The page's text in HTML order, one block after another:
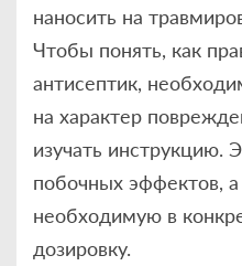
наносить на
Чтобы понять, как
антисептик,
на характер
изучать инструкцию.
побочных эффектов,
необходимую в
дозировку.